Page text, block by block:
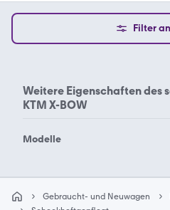
Filter
Weitere Eigenschaften des
KTM X-BOW
Modelle
Gebraucht- und Neuwagen